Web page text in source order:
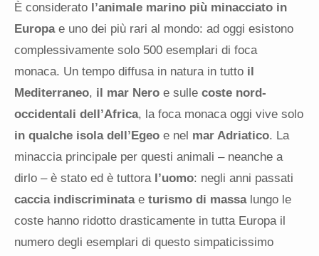
È considerato l’animale marino più minacciato in
Europae uno dei più rari al mondo: ad oggi esistono
complessivamente solo 500 esemplari di foca
monaca. Un tempo diffusa in natura in tutto il
Mediterraneo, il mar Nero e sulle coste nord-
occidentali dell’Africa, la foca monaca oggi vive solo
in qualche isola dell’Egeo e nel mar Adriatico. La
minaccia principale per questi animali – neanche a
dirlo – è stato ed è tuttora l’uomo: negli anni passati
caccia indiscriminatae turismo di massalungo le
coste hanno ridotto drasticamente in tutta Europa il
numero degli esemplari di questo simpaticissimo